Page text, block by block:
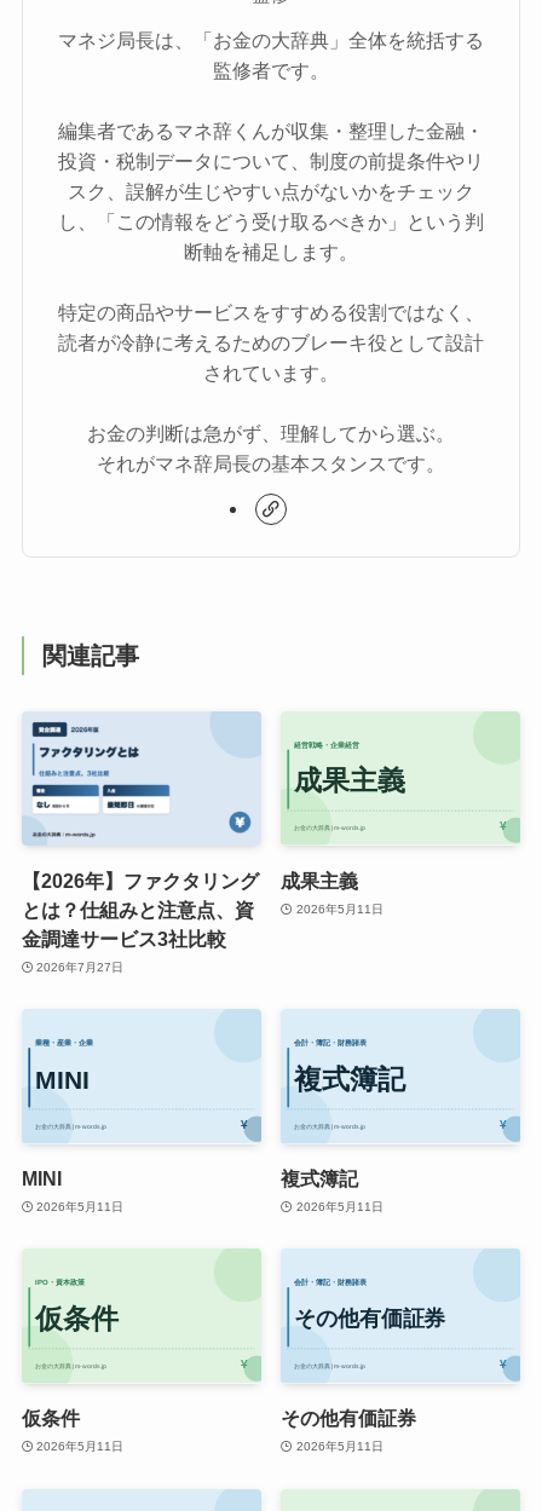
マネジ局長は、「お金の大辞典」全体を統括する
監修者です。
編集者であるマネ辞くんが収集・整理した金融・
投資・税制データについて、制度の前提条件やリ
スク、誤解が生じやすい点がないかをチェック
し、「この情報をどう受け取るべきか」という判
断軸を補足します。
特定の商品やサービスをすすめる役割ではなく、
読者が冷静に考えるためのブレーキ役として設計
されています。
お金の判断は急がず、理解してから選ぶ。
それがマネ辞局長の基本スタンスです。
関連記事
【2026年】ファクタリング
とは？仕組みと注意点、資
金調達サービス3社比較
2026年7月27日
成果主義
2026年5月11日
MINI
2026年5月11日
複式簿記
2026年5月11日
仮条件
2026年5月11日
その他有価証券
2026年5月11日